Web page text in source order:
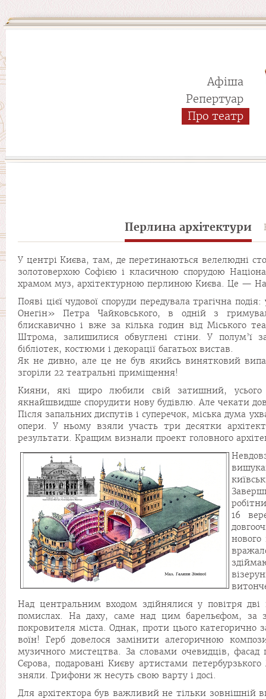
Афіша
Репертуар
Про театр
Перлина архітектури
У центрі Києва, там, де перетинаються велелюдні
золотоверхою Софією і класичною спорудою
храмом муз, архітектурною перлиною Києва. Це —
Появі цієї чудової споруди передувала трагічна
Онегін» Петра Чайковського, в одній з
блискавично і вже за кілька годин від Міського
Штрома, залишилися обвуглені стіни. У полум’ї
бібліотек, костюми і декорації багатьох вистав.
Як не дивно, але це не був якийсь винятковий
згоріли 22 театральні приміщення!
Кияни, які щиро любили свій затишний,
якнайшвидше спорудити нову будівлю. Але чекати
Після запальних диспутів і суперечок, міська дума
опери. У ньому взяли участь три десятки
результати. Кращим визнали проект головного
16
нового
Над центральним входом здійнялися у повітря
помислах. На даху, саме над цим барельєфом, за
покровителя міста. Однак, проти цього
воїн! Герб довелося замінити алегоричною
музичного мистецтва. За словами очевидців,
Сєрова, подаровані Києву артистами петербурзького
зняли. Грифони ж несуть свою варту і досі.
Для архітектора був важливий не тільки зовнішній